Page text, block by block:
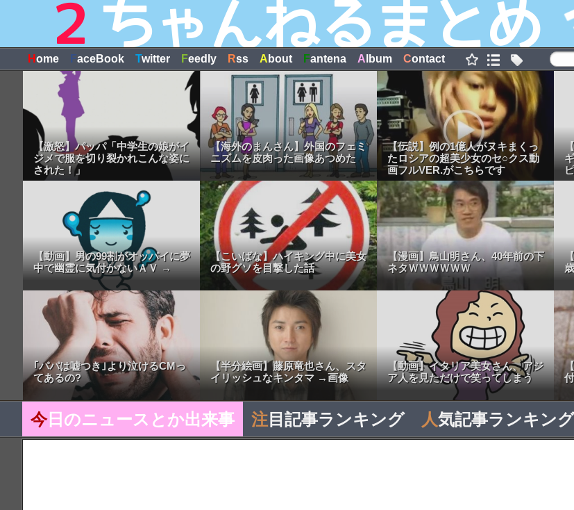
Home FaceBook Twitter Feedly Rss A bout Fantena A lbum Contact
【激怒】パッパ「中学生の娘がイ
ジメで服を切り裂かれこんな姿に
された！」
【海外のまんさん】外国のフェミ
ニズムを皮肉った画像あつめた
【伝説】例の1億人がヌキまくっ
たロシアの超美少女のセ○クス動
画フルVER.がこちらです
【動画】男の99割がオッパイに夢
中で幽霊に気付かないＡＶ →
【こいばな】ハイキング中に美女
の野グソを目撃した話
【漫画】鳥山明さん、40年前の下
ネタＷＷＷＷＷＷ
｢パパは嘘つき｣より泣けるCMっ
てあるの?
【半分絵画】藤原竜也さん、スタ
イリッシュなキンタマ →画像
【動画】イタリア美女さん、アジ
ア人を見ただけで笑ってしまう
今日のニュースとか出来事 注 目記事ランキング 人気記事ランキング